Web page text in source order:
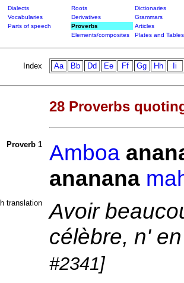
Dialects Roots
Dictionaries
Vocabularies Derivatives
Grammars
Parts of speech Proverbs
Articles
Elements/composites Plates and Tables
Index Aa Bb Dd Ee Ff Gg Hh Ii
28 Proverbs
Proverb 1 Amboa
ananana
translation
Avoir
célèbre, n'
#2341]